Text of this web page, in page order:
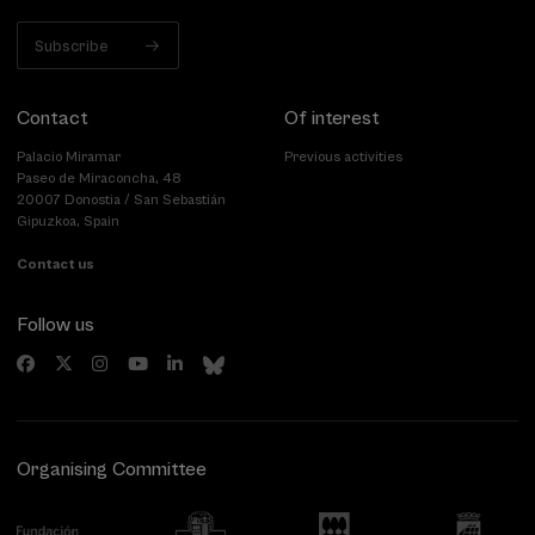
Subscribe
Contact
Palacio Miramar
Paseo de Miraconcha, 48
20007 Donostia / San Sebastián
Gipuzkoa, Spain
Contact us
Of interest
Previous activities
Follow us
Organising Committee